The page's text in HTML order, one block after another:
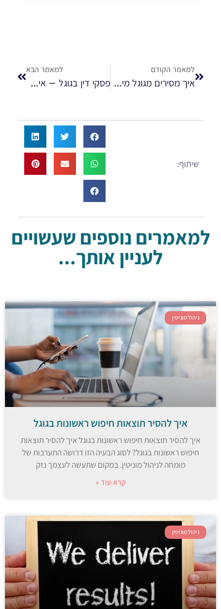
למאמר הקודם
איך מסירים מגוגל מידע שלילי
למאמר הבא
פסקי דין בגוגל – איך להסיר מתוצאות החיפוש
שיתוף:
למאמרים נוספים שעשויים
לעניין אותך...
ניהול מוניטין
איך להסיר תוצאות חיפוש ראשונות בגוגל
איך להסיר תוצאות חיפוש ראשונות בגוגל איך להסיר תוצאות
חיפוש ראשונות בגוגל? לסוג הבעיה הזו דרושה התערבות של
מומחה לניהול מוניטין. במקום שתעשה לעצמך נזק
קרא עוד »
ניהול מוניטין